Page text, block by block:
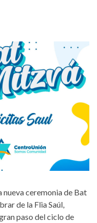
nueva ceremonia de Bat
de la Flia Saúl,
paso del ciclo de